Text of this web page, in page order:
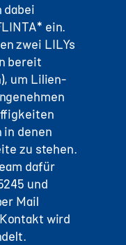
dabei
ein.
zwei LILYs
bereit
um Lilien-
in denen
zu stehen.
dafür
und
Mail
wird